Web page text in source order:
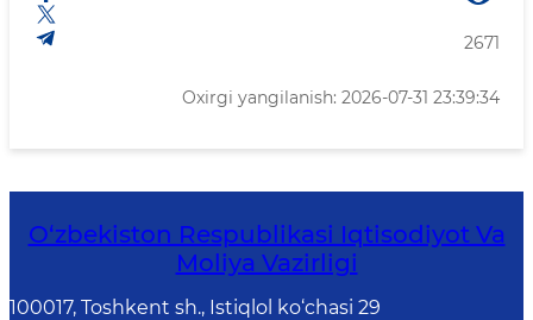
2671
Oxirgi yangilanish: 2026-07-31 23:39:34
O‘zbekiston Respublikasi Iqtisodiyot Va
Moliya Vazirligi
100017, Toshkent sh., Istiqlol ko‘chasi 29